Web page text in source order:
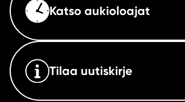
Katso aukioloajat
Tilaa uutiskirje